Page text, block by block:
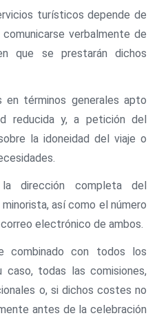
turísticos depende de
verbalmente de
que se prestarán dichos
términos generales apto
reducida y, a petición del
la idoneidad del viaje o
dirección completa del
así como el número
electrónico de ambos.
con todos los
caso, todas las comisiones,
o, si dichos costes no
antes de la celebración